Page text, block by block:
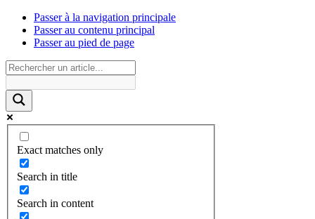
Passer à la navigation principale
Passer au contenu principal
Passer au pied de page
Exact matches only
Search in title
Search in content